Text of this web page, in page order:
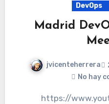
DevOps
Madrid
jvicenteherrera
No hay
https://www.youtube.com/watch?